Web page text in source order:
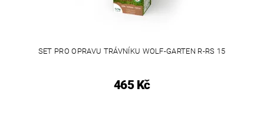
SET PRO OPRAVU TRÁVNÍKU WOLF-GARTEN R-RS 15
465 Kč